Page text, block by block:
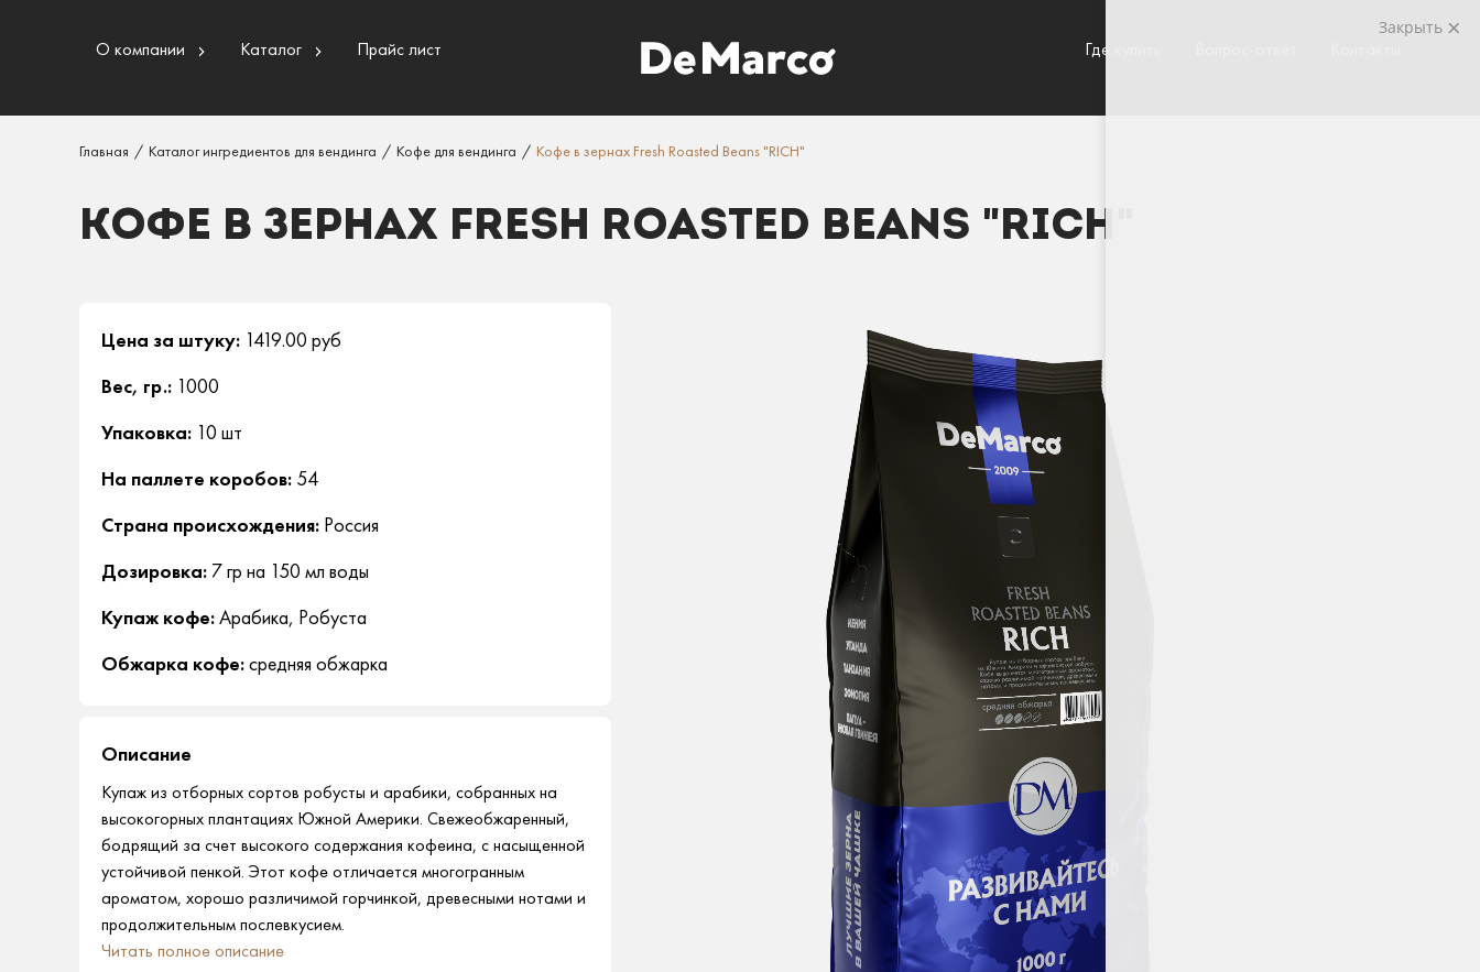
О компании Каталог Прайс лист Где купить
Главная / Каталог ингредиентов для вендинга / Кофе для вендинга / Кофе в зернах Fresh Roasted Beans "RICH"
КОФЕ В ЗЕРНАХ FRESH ROASTED BEANS "RICH"
Цена за штуку: 1419.00 руб
Вес, гр.: 1000
Упаковка: 10 шт
На паллете коробов: 54
Страна происхождения: Россия
Дозировка: 7 гр на 150 мл воды
Купаж кофе:Арабика, Робуста
Обжарка кофе:средняя обжарка
Описание
Купаж из отборных сортов робусты и арабики, собранных на
высокогорных плантациях Южной Америки. Свежеобжаренный,
бодрящий за счет высокого содержания кофеина, с насыщенной
устойчивой пенкой. Этот кофе отличается многогранным
ароматом, хорошо различимой горчинкой, древесными нотами и
продолжительным послевкусием.
Читать полное описание
Закрыть